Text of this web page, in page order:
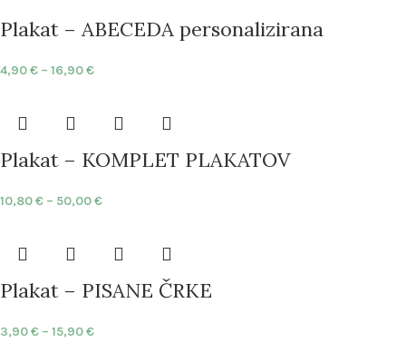
Plakat – ABECEDA personalizirana
4,90€ – 16,90€
Plakat – KOMPLET PLAKATOV
10,80€ – 50,00€
Plakat – PISANE ČRKE
3,90€ – 15,90€